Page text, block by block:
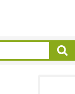
検索